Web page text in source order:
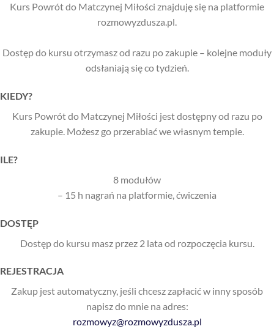
Kurs Powrót do Matczynej Miłości znajduję się na platformie
rozmowyzdusza.pl.
Dostęp do kursu otrzymasz od razu po zakupie – kolejne moduły
odsłaniają się co tydzień.
KIEDY?
Kurs Powrót do Matczynej Miłości jest dostępny od razu po
zakupie. Możesz go przerabiać we własnym tempie.
ILE?
8 modułów
– 15 h nagrań na platformie, ćwiczenia
DOSTĘP
Dostęp do kursu masz przez 2 lata od rozpoczęcia kursu.
REJESTRACJA
Zakup jest automatyczny, jeśli chcesz zapłacić w inny sposób
napisz do mnie na adres:
rozmowyz@rozmowyzdusza.pl